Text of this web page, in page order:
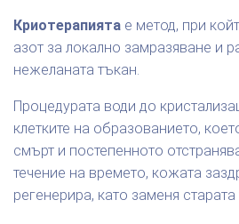
Криотерапията е метод, при
азот за локално замразяване и
нежеланата тъкан.
Процедурата води до
клетките на образованието,
смърт и постепенното
течение на времето, кожата
регенерира, като заменя